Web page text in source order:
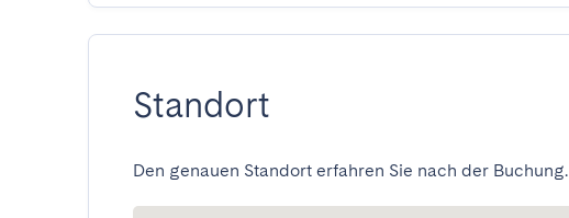
Standort
Den genauen Standort erfahren Sie nach der Buchung.